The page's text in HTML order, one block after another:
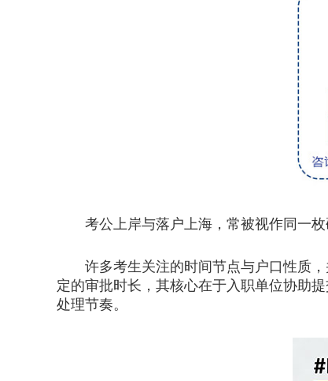
考公上岸与落户上海，常被视作同一枚
许多考生关注的时间节点与户口性质，
定的审批时长，其核心在于入职单位协助
处理节奏。